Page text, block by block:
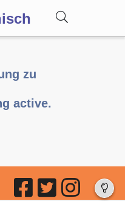
zu
active.